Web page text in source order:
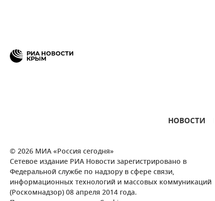
НОВОСТИ
© 2026 МИА «Россия сегодня»
Сетевое издание РИА Новости зарегистрировано в
Федеральной службе по надзору в сфере связи,
информационных технологий и массовых коммуникаций
(Роскомнадзор) 08 апреля 2014 года.